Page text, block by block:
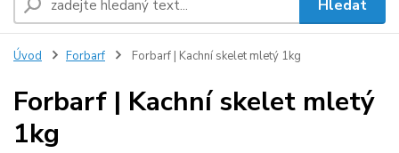
Hledat
Úvod Forbarf Forbarf | Kachní skelet mletý 1kg
Forbarf | Kachní skelet mletý
1kg